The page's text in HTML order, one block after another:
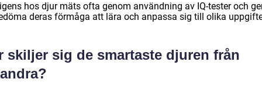
hos djur mäts ofta genom användning av IQ-tester och
deras förmåga att lära och anpassa sig till olika
skiljer sig de smartaste djuren från